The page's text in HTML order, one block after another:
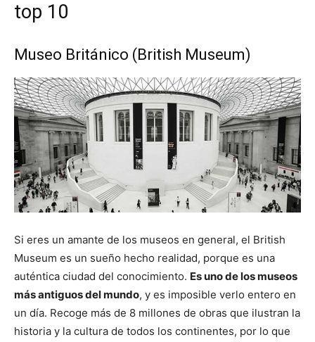
top 10
Museo Británico (British Museum)
Si eres un amante de los museos en general, el British
Museum es un sueño hecho realidad, porque es una
auténtica ciudad del conocimiento. Es uno de los museos
más antiguos del mundo, y es imposible verlo entero en
un día. Recoge más de 8 millones de obras que ilustran la
historia y la cultura de todos los continentes, por lo que